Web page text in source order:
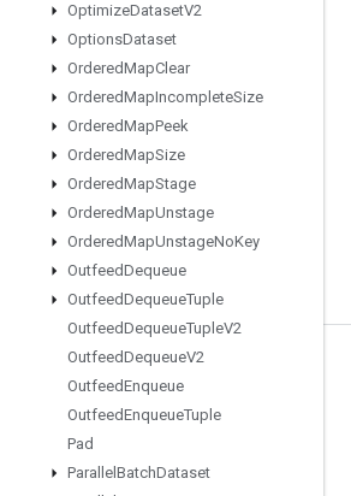
OptimizeDatasetV2
OptionsDataset
OrderedMapClear
OrderedMapIncompleteSize
OrderedMapPeek
OrderedMapSize
OrderedMapStage
OrderedMapUnstage
OrderedMapUnstageNoKey
OutfeedDequeue
OutfeedDequeueTuple
OutfeedDequeueTupleV2
OutfeedDequeueV2
OutfeedEnqueue
OutfeedEnqueueTuple
Pad
Parallel BatchDataset
Mantente conectado